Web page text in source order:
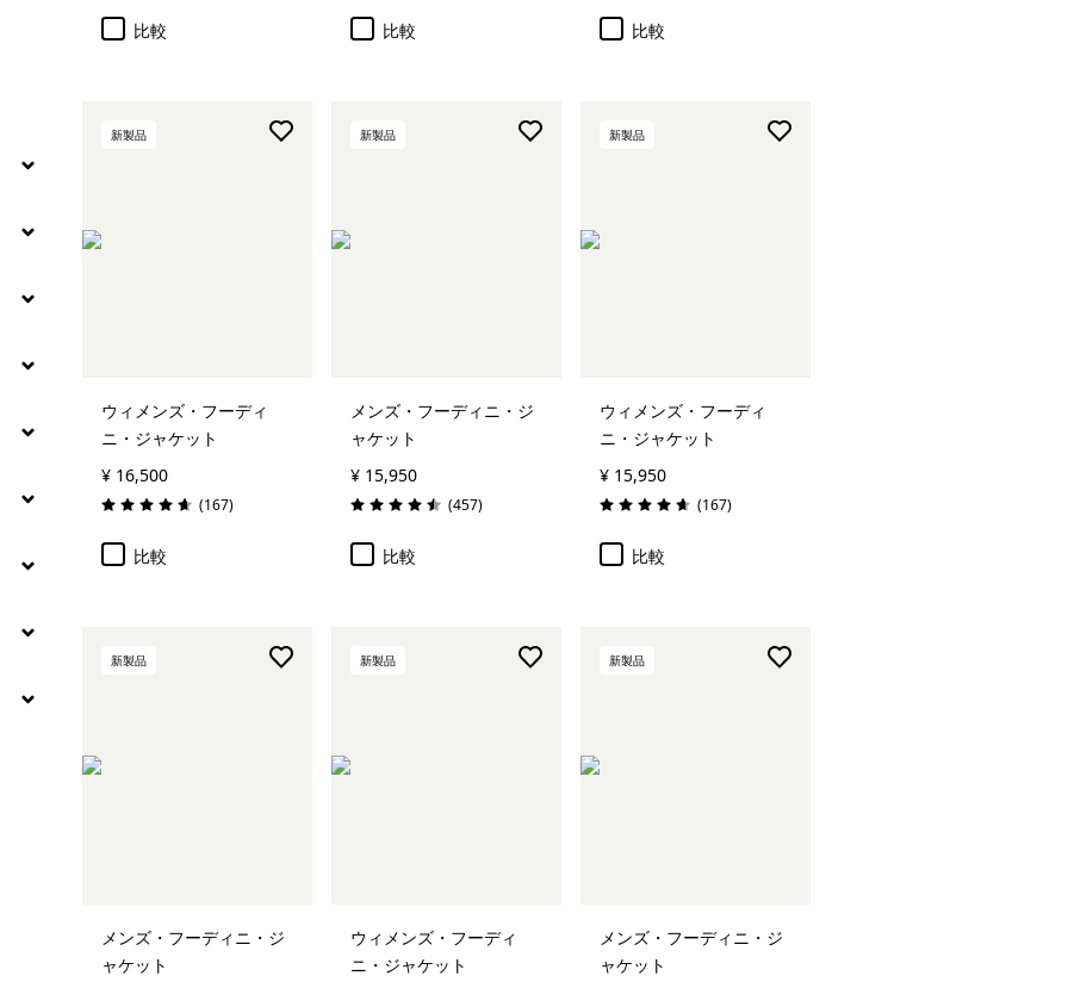
絞り込み
素材
絞り込み
フィット
絞り込み
ウェブアウトレット
比較 比較 比較
新製品
ウィメンズ・フーディ
ニ・ジャケット
¥ 16,500
評価: 4.7 / 5 (167レビュー
)
比較
新製品
メンズ・フーディニ・ジ
ャケット
¥ 15,950
評価: 4.5 / 5 (457レビュー
)
比較
新製品
ウィメンズ・フーディ
ニ・ジャケット
¥ 15,950
評価: 4.7 / 5 (167レビュー
)
比較
新製品
メンズ・フーディニ・ジ
ャケット
新製品
ウィメンズ・フーディ
ニ・ジャケット
新製品
メンズ・フーディニ・ジ
ャケット